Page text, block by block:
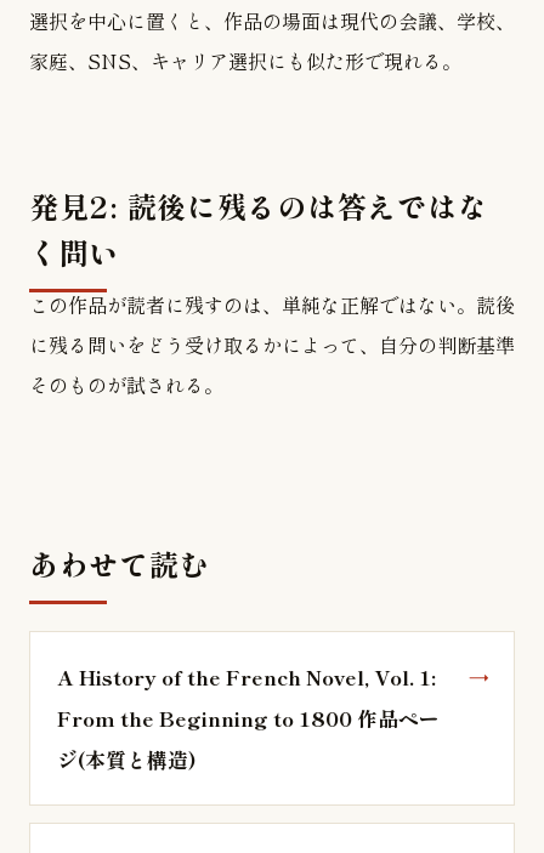
選択を中心に置くと、作品の場面は現代の会議、学校、
家庭、SNS、キャリア選択にも似た形で現れる。
発見2: 読後に残るのは答えではな
く問い
この作品が読者に残すのは、単純な正解ではない。読後
に残る問いをどう受け取るかによって、自分の判断基準
そのものが試される。
あわせて読む
A History of the French Novel, Vol. 1:
From the Beginning to 1800 作品ペー
ジ(本質と構造)